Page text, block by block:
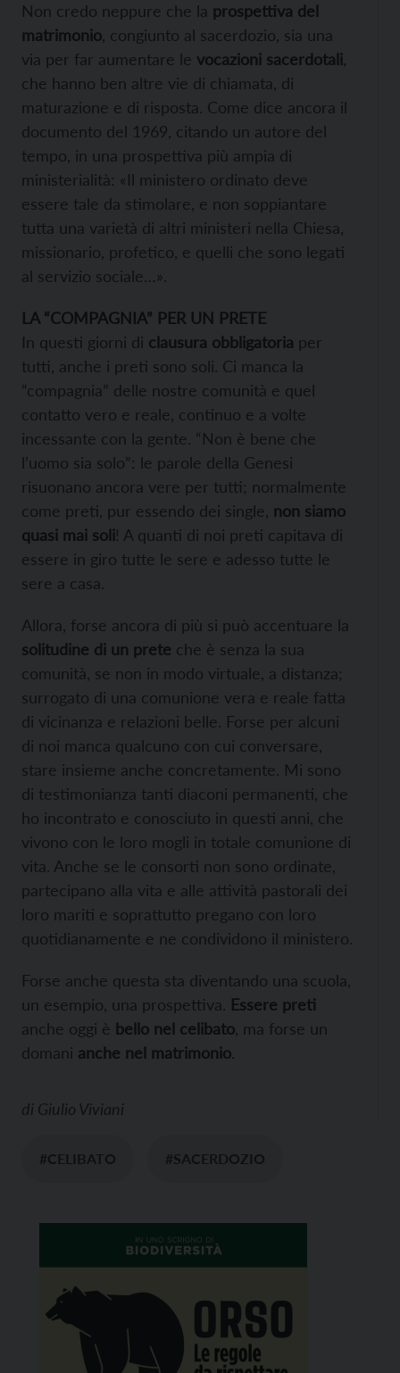
Non credo neppure che la prospettiva del
matrimonio , congiunto al sacerdozio, sia una
via per far aumentare le vocazioni sacerdotali
che hanno ben altre vie di chiamata, di
maturazione e di risposta. Come dice ancora il
documento del 1969, citando un autore del
tempo, in una prospettiva più ampia di
ministerialità: «Il ministero ordinato deve
essere tale da stimolare, e non soppiantare
tutta una varietà di altri ministeri nella Chiesa,
missionario, profetico, e quelli che sono legati
al servizio sociale…».
LA “COMPAGNIA” PER UN PRETE
In questi giorni di clausura obbligatoria per
tutti, anche i preti sono soli. Ci manca la
“compagnia” delle nostre comunità e quel
contatto vero e reale, continuo e a volte
incessante con la gente. “Non è bene che
l’uomo sia solo”: le parole della Genesi
risuonano ancora vere per tutti; normalmente
come preti, pur essendo dei single, non siamo
quasi mai soli! A quanti di noi preti capitava di
essere in giro tutte le sere e adesso tutte le
sere a casa.
Allora, forse ancora di più si può accentuare la
solitudine di un prete che è senza la sua
comunità, se non in modo virtuale, a distanza;
surrogato di una comunione vera e reale fatta
di vicinanza e relazioni belle. Forse per alcuni
di noi manca qualcuno con cui conversare,
stare insieme anche concretamente. Mi sono
di testimonianza tanti diaconi permanenti, che
ho incontrato e conosciuto in questi anni, che
vivono con le loro mogli in totale comunione di
vita. Anche se le consorti non sono ordinate,
partecipano alla vita e alle attività pastorali dei
loro mariti e soprattutto pregano con loro
quotidianamente e ne condividono il ministero.
Forse anche questa sta diventando una scuola,
un esempio, una prospettiva. Essere preti
anche oggi è bello nel celibato , ma forse un
domani anche nel matrimonio.
di Giulio Viviani
#CELIBATO #SACERDOZIO